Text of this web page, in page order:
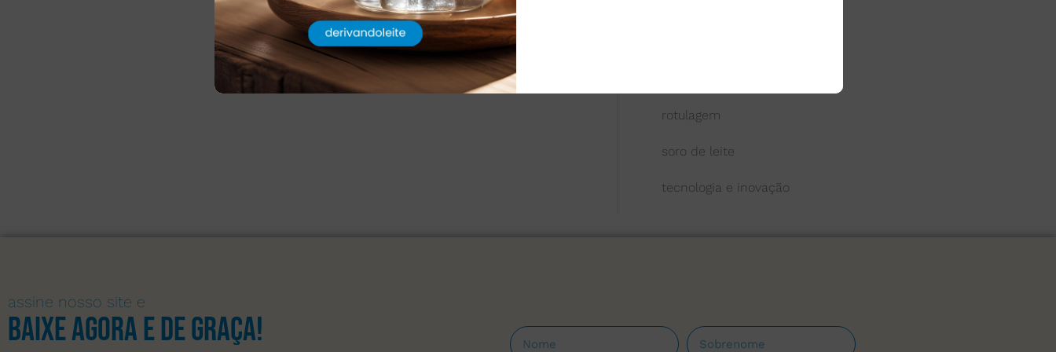
rotulagem
soro de leite
tecnologia e inovação
assine nosso site e
Baixe agora e de graça!